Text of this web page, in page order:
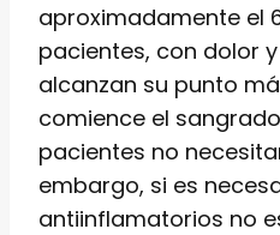
aproximadamente el
pacientes, con dolor
alcanzan su punto
comience el
pacientes no
embargo, si es
antiinflamatorios no